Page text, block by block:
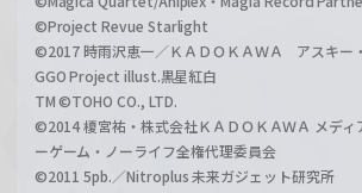
©Project Revue Starlight
©2017 時雨沢恵一／ＫＡＤＯＫＡＷＡ アスキー
GGO Project illust.黒星紅白
TM ©TOHO CO., LTD.
©2014 榎宮祐・株式会社ＫＡＤＯＫＡＷＡ メディ
ーゲーム・ノーライフ全権代理委員会
©2011 5pb.／Nitroplus 未来ガジェット研究所